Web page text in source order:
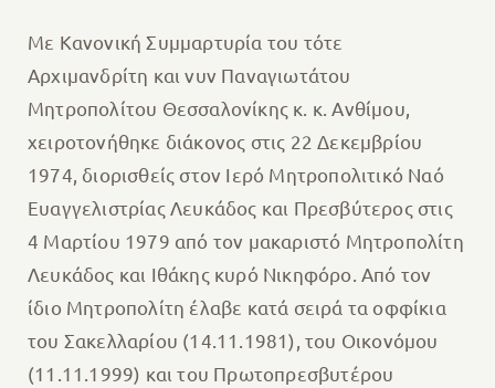
Με Κανονική Συμμαρτυρία του τότε
Αρχιμανδρίτη και νυν Παναγιωτάτου
Μητροπολίτου Θεσσαλονίκης κ. κ. Ανθίμου,
χειροτονήθηκε διάκονος στις 22 Δεκεμβρίου
1974, διορισθείς στον Ιερό Μητροπολιτικό Ναό
Ευαγγελιστρίας Λευκάδος και Πρεσβύτερος στις
4 Μαρτίου 1979 από τον μακαριστό Μητροπολίτη
Λευκάδος και Ιθάκης κυρό Νικηφόρο. Από τον
ίδιο Μητροπολίτη έλαβε κατά σειρά τα οφφίκια
του Σακελλαρίου (14.11.1981), του Οικονόμου
(11.11.1999) και του Πρωτοπρεσβυτέρου